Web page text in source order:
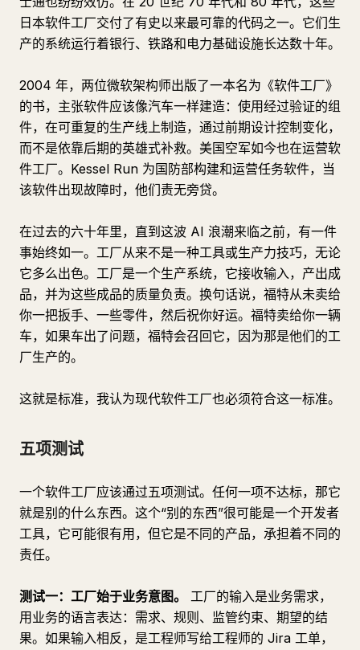
日本软件工厂交付了有史以来最可靠的代码之一。它们生
产的系统运行着银行、铁路和电力基础设施长达数十年。
2004 年，两位微软架构师出版了一本名为《软件工厂》
的书，主张软件应该像汽车一样建造：使用经过验证的组
件，在可重复的生产线上制造，通过前期设计控制变化，
而不是依靠后期的英雄式补救。美国空军如今也在运营软
件工厂。Kessel Run 为国防部构建和运营任务软件，当
该软件出现故障时，他们责无旁贷。
在过去的六十年里，直到这波 AI 浪潮来临之前，有一件
事始终如一。工厂从来不是一种工具或生产力技巧，无论
它多么出色。工厂是一个生产系统，它接收输入，产出成
品，并为这些成品的质量负责。换句话说，福特从未卖给
你一把扳手、一些零件，然后祝你好运。福特卖给你一辆
车，如果车出了问题，福特会召回它，因为那是他们的工
厂生产的。
这就是标准，我认为现代软件工厂也必须符合这一标准。
五项测试
一个软件工厂应该通过五项测试。任何一项不达标，那它
就是别的什么东西。这个“别的东西”很可能是一个开发者
工具，它可能很有用，但它是不同的产品，承担着不同的
责任。
测试一：工厂始于业务意图。
工厂的输入是业务需求，
用业务的语言表达：需求、规则、监管约束、期望的结
果。如果输入相反，是工程师写给工程师的 Jira 工单，